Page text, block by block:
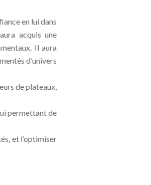
en lui dans
acquis une
Il aura
d’univers
de plateaux,
permettant de
et l’optimiser